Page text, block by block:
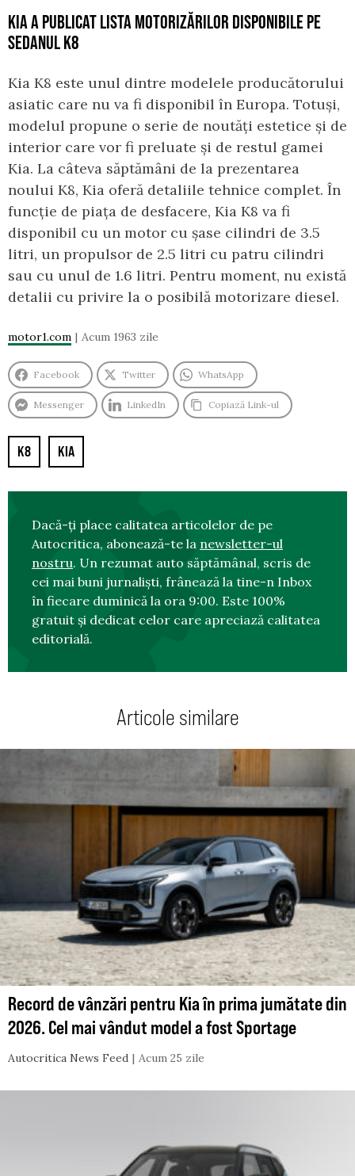
KIA A PUBLICAT LISTA MOTORIZĂRILOR DISPONIBILE PE
SEDANUL K8
Kia K8 este unul dintre modelele producătorului
asiatic care nu va fi disponibil în Europa. Totuși,
modelul propune o serie de noutăți estetice și de
interior care vor fi preluate și de restul gamei
Kia. La câteva săptămâni de la prezentarea
noului K8, Kia oferă detaliile tehnice complet. În
funcție de piața de desfacere, Kia K8 va fi
disponibil cu un motor cu șase cilindri de 3.5
litri, un propulsor de 2.5 litri cu patru cilindri
sau cu unul de 1.6 litri. Pentru moment, nu există
detalii cu privire la o posibilă motorizare diesel.
motor1.com Acum 1963 zile
Facebook Twitter WhatsApp
Messenger LinkedIn Copiază Link-ul
K8 KIA
Dacă-ți place calitatea articolelor de pe
Autocritica, abonează-te la newsletter-ul
nostru. Un rezumat auto săptămânal, scris de
cei mai buni jurnaliști, frânează la tine-n Inbox
în fiecare duminică la ora 9:00. Este 100%
gratuit și dedicat celor care apreciază calitatea
editorială.
Articole similare
Record de vânzări pentru Kia în prima jumătate din
2026. Cel mai vândut model a fost Sportage
Autocritica News Feed Acum 25 zile